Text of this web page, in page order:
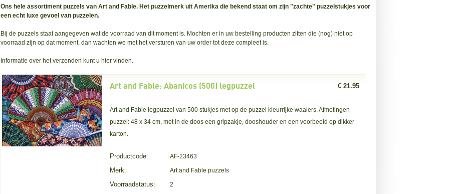
Ons hele assortiment puzzels van Art and Fable. Het puzzelmerk uit Amerika die bekend staat om zijn "zachte" puzzelstukjes voor
een echt luxe gevoel van puzzelen.
Bij de puzzels staat aangegeven wat de voorraad van dit moment is. Mochten er in uw bestelling producten zitten die (nog) niet op
voorraad zijn op dat moment, dan wachten we met het versturen van uw order tot deze compleet is.
Informatie over het verzenden kunt u hier vinden.
Art and Fable: Abanicos (500) legpuzzel € 21.95
Art and Fable legpuzzel van 500 stukjes met op de puzzel kleurrijke waaiers. Afmetingen
puzzel: 48 x 34 cm, met in de doos een gripzakje, dooshouder en een voorbeeld op dikker
karton.
Productcode: AF-23463
Merk: Art and Fable puzzels
Voorraadstatus: 2